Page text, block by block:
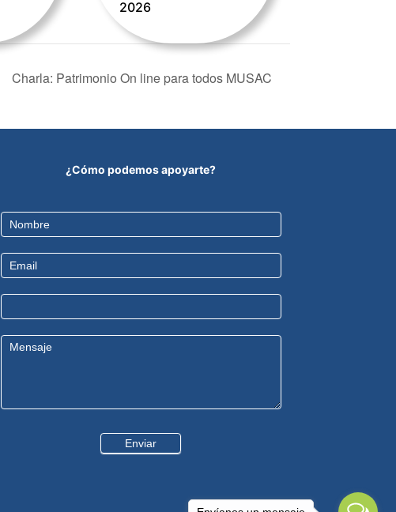
2026
Charla: Patrimonio On line para todos MUSAC
¿Cómo podemos apoyarte?
Contact
Us
Enviar